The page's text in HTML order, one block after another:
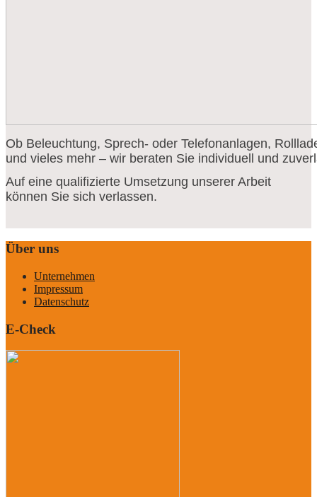
Ob Beleuchtung, Sprech- oder Telefonanlagen,
und vieles mehr – wir beraten Sie individuell und
Auf eine qualifizierte Umsetzung unserer Arbeit
können Sie sich verlassen.
Über uns
Unternehmen
Impressum
Datenschutz
E-Check